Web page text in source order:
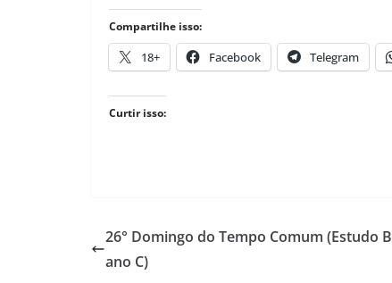
Compartilhe isso:
18+ Facebook Telegram
Curtir isso:
26° Domingo do Tempo Comum (Estudo
ano C)